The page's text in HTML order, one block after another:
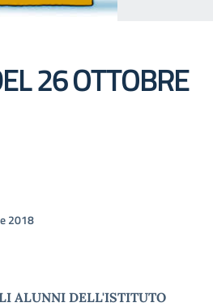
26 OTTOBRE
2018
ALUNNI DELL'ISTITUTO